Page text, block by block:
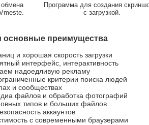
Программа для создания
с загрузкой.
основные преимущества
и хорошая скорость загрузки
интерфейс, интерактивность
надоедливую рекламу
критерии поиска людей
и сообществах
файлов и обработка фотографий
типов и больших файлов
аккаунтов
с современными браузерами